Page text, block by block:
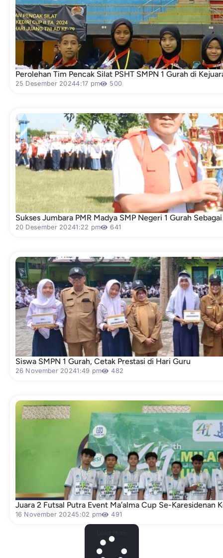
Perolehan Tim Pencak Silat PSHT SMPN 1 Gurah di
25 Desember 20244:17 pm 500
Sukses Jumbara PMR Madya SMP Negeri 1 Gurah
20 Desember 20241:22 pm 641
Siswa SMPN 1 Gurah, Cetak Prestasi di Hari Guru
26 November 20241:49 pm 482
Juara 2 Futsal Putra Event Ma’alma Cup Se-Karesidenan
16 November 20245:02 pm 491